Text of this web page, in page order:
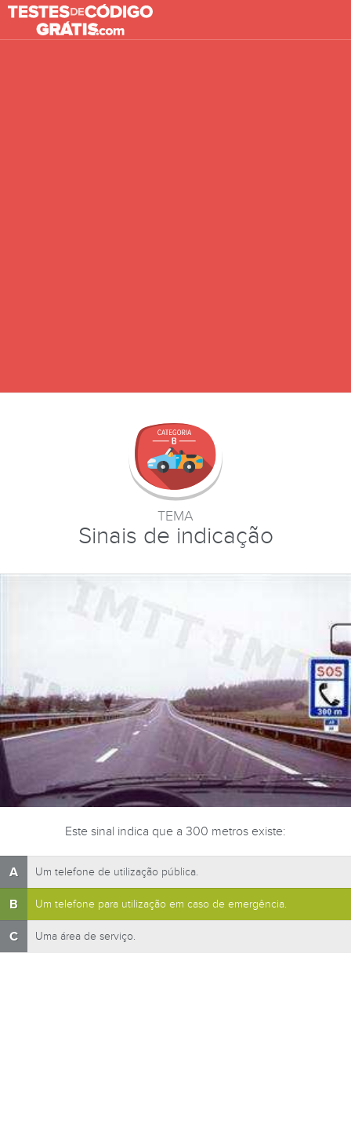
TEMA
Sinais de indicação
Este sinal indica que a 300 metros existe:
A Um telefone de utilização pública.
B Um telefone para utilização em caso de emergência.
C Uma área de serviço.